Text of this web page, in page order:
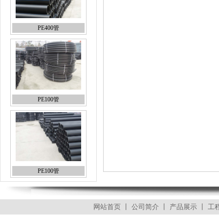
PE400管
网站首页 公司简介 产品展示 工